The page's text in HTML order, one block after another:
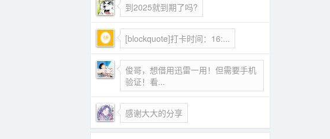
到2025就到期了吗?
[blockquote]打卡时间：16:...
俊哥，想借用迅雷一用！但需要手机
验证！看...
感谢大大的分享